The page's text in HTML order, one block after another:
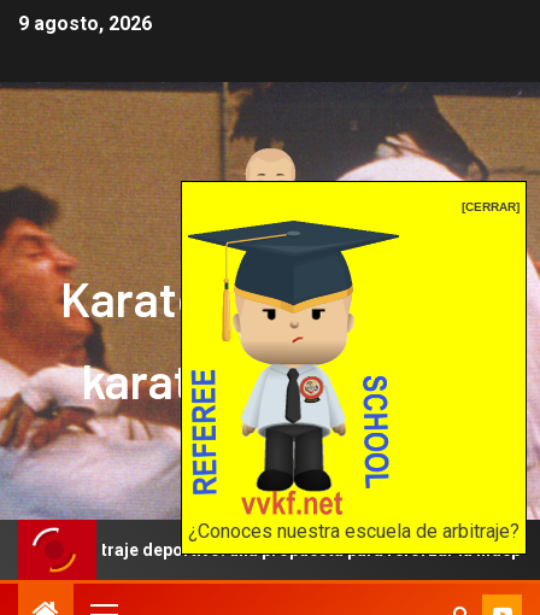
[CERRAR]
¿Conoces nuestra escuela de arbitraje?
9 agosto, 2026
Karate mrprepor: el
karate en internet
El karate en internet
deportivo: una propuesta para reforzar la independencia